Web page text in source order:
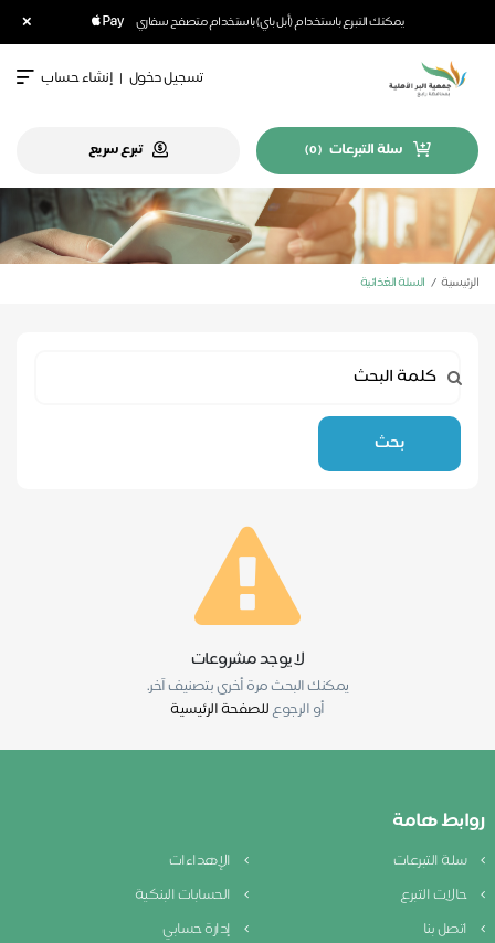
يمكنك التبرع باستخدام (أبل باي) باستخدام متصفح سفاري ×
تسجيل دخول | إنشاء حساب
سلة التبرعات (
0
) تبرع سريع
الرئيسية السلة الغذائية
بحث
لا يوجد مشروعات
يمكنك البحث مرة أخرى بتصنيف آخر.
أو الرجوعللصفحة الرئيسية
روابط هامة
سلة التبرعات
الإهداءات
حالات التبرع
الحسابات البنكية
اتصل بنا
إدارة حسابي